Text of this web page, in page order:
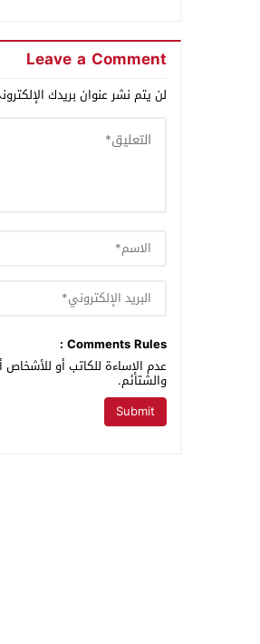
Leave a Comment
لن يتم نشر عنوان بريدك
Comments Rules :
عدم الإساءة للكاتب أو للأشخاص
والشتائم.